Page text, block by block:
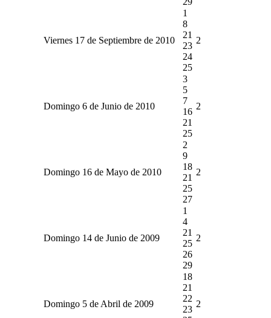
Viernes 17 de Septiembre de 2010
1
8
21
23
24
25
2
Domingo 6 de Junio de 2010
3
5
7
16
21
25
2
Domingo 16 de Mayo de 2010
2
9
18
21
25
27
2
Domingo 14 de Junio de 2009
1
4
21
25
26
29
2
Domingo 5 de Abril de 2009
18
21
22
23
2